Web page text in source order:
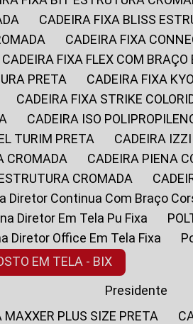
CADEIRA FIXA BLISS
CADEIRA FIXA
CADEIRA FIXA FLEX COM
PRETA
CADEIRA FIXA
CADEIRA FIXA STRIKE
CADEIRA ISO
TURIM PRETA
CADEIRA
CROMADA
CADEIRA PIENA
CROMADA
Diretor Continua Com Braço
Diretor Em Tela Pu Fixa
Diretor Office Em Tela Fixa
EM TELA - BIX
Presidente
MAXXER PLUS SIZE PRETA